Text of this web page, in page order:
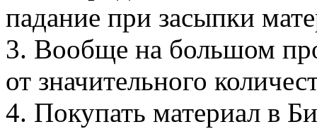
падание при засыпки
3. Вообще на большом
от значительного
4. Покупать материал в